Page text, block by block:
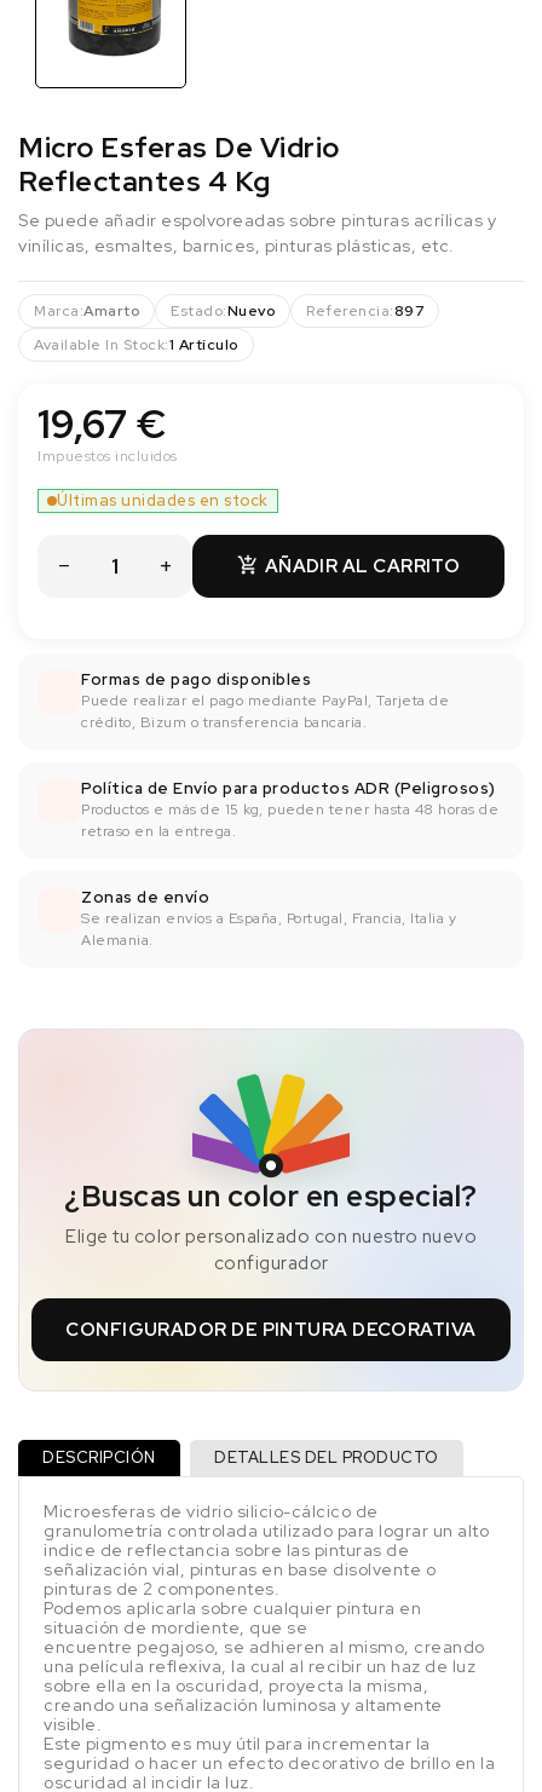
Micro Esferas De Vidrio
Reflectantes 4 Kg
Se puede añadir espolvoreadas sobre pinturas acrílicas y
vinílicas, esmaltes, barnices, pinturas plásticas, etc.
Marca:Amarto Estado:Nuevo Referencia:897
Available In Stock:1 Artículo
19,67 €
Impuestos incluidos
 AÑADIR AL CARRITO
Últimas unidades en stock
Formas de pago disponibles
Puede realizar el pago mediante PayPal, Tarjeta de
crédito, Bizum o transferencia bancaría.
Política de Envío para productos ADR (Peligrosos)
Productos e más de 15 kg, pueden tener hasta 48 horas de
retraso en la entrega.
Zonas de envío
Se realizan envíos a España, Portugal, Francia, Italia y
Alemania.
¿Buscas un color en especial?
Elige tu color personalizado con nuestro nuevo
configurador
CONFIGURADOR DE PINTURA DECORATIVA
DESCRIPCIÓN DETALLES DEL PRODUCTO
Microesferas de vidrio silicio-cálcico de
granulometría controlada utilizado para lograr un alto
indice de reflectancia sobre las pinturas de
señalización vial, pinturas en base disolvente o
pinturas de 2 componentes.
Podemos aplicarla sobre cualquier pintura en
situación de mordiente, que se
encuentre pegajoso, se adhieren al mismo, creando
una película reflexiva, la cual al recibir un haz de luz
sobre ella en la oscuridad, proyecta la misma,
creando una señalización luminosa y altamente
visible.
Este pigmento es muy útil para incrementar la
seguridad o hacer un efecto decorativo de brillo en la
oscuridad al incidir la luz.